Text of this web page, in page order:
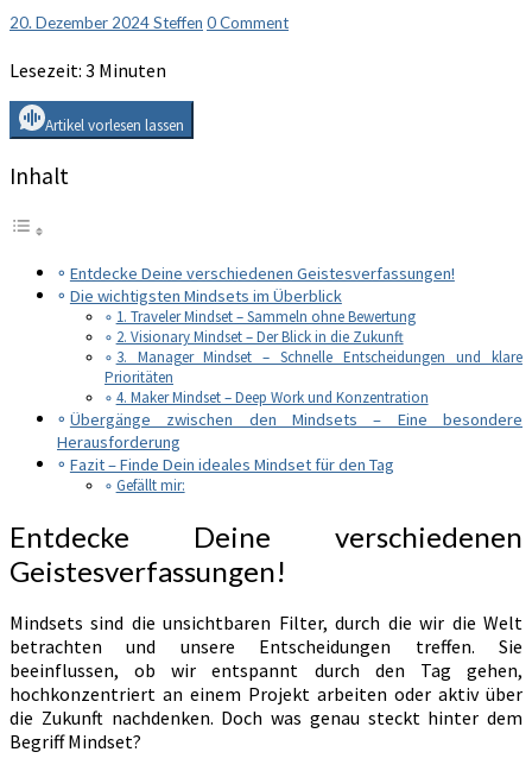
bist
unterwegs?
20. Dezember 2024Steffen Comments
0 Comment
Lesezeit: 3 Minuten
Artikel vorlesen lassen
Inhalt
Entdecke Deine verschiedenen Geistesverfassungen!
Die wichtigsten Mindsets im Überblick
1. Traveler Mindset – Sammeln ohne Bewertung
2. Visionary Mindset – Der Blick in die Zukunft
3. Manager Mindset – Schnelle Entscheidungen und klare
Prioritäten
4. Maker Mindset – Deep Work und Konzentration
Übergänge zwischen den Mindsets – Eine besondere
Herausforderung
Fazit – Finde Dein ideales Mindset für den Tag
Gefällt mir:
Entdecke Deine verschiedenen
Geistesverfassungen!
Mindsets sind die unsichtbaren Filter, durch die wir die Welt
betrachten und unsere Entscheidungen treffen. Sie
beeinflussen, ob wir entspannt durch den Tag gehen,
hochkonzentriert an einem Projekt arbeiten oder aktiv über
die Zukunft nachdenken. Doch was genau steckt hinter dem
Begriff Mindset?